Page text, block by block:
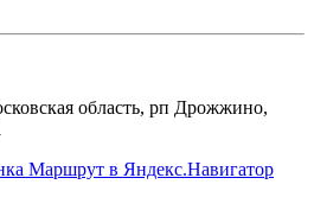
область, рп Дрожжино,
Маршрут в Яндекс.Навигатор